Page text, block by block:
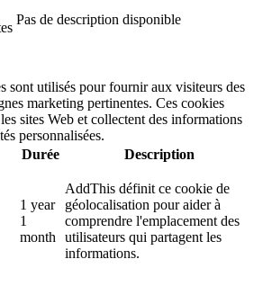
Pas de description disponible
sont utilisés pour fournir aux visiteurs des
marketing pertinentes. Ces cookies
sites Web et collectent des informations
personnalisées.
Durée Description
1 year
1
month
AddThis définit ce cookie de
géolocalisation pour aider à
comprendre l'emplacement des
utilisateurs qui partagent les
informations.